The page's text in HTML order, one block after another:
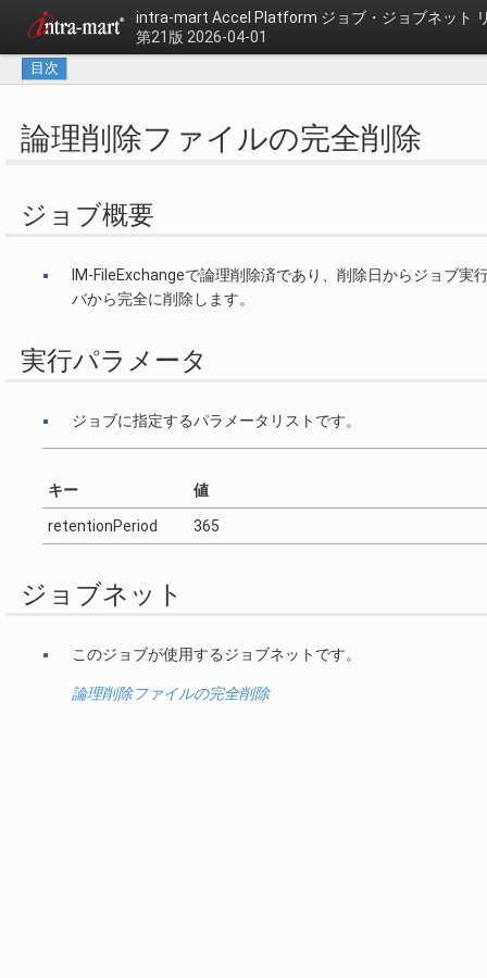
intra-mart Accel Platform ジョブ・ジョブネット
第21版 2026-04-01
目次
論理削除ファイルの完全削除
ジョブ概要
IM-FileExchangeで論理削除済であり、削除日からジョブ
バから完全に削除します。
実行パラメータ
ジョブに指定するパラメータリストです。
キー 値
retentionPeriod 365
ジョブネット
このジョブが使用するジョブネットです。
論理削除ファイルの完全削除